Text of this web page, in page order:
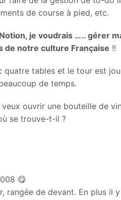
de course à pied, etc.
je voudrais ….. gérer
de notre culture Française !!
tables et le tour est
de temps.
ouvrir une bouteille de
se trouve-t-il ?
😋
rangée de devant. En plus il